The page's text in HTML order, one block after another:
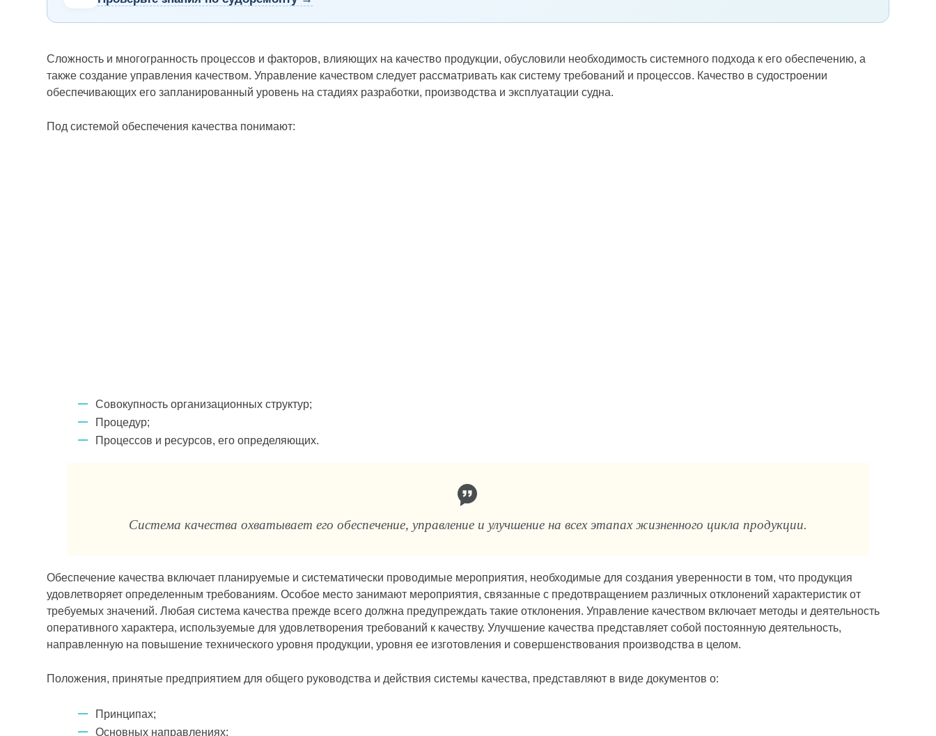
Сложность и многогранность процессов и факторов, влияющих на качество продукции, обусловили необходимость системного подхода к его обеспечению, а
также создание управления качеством. Управление качеством следует рассматривать как систему требований и процессов. Качество в судостроении
обеспечивающих его запланированный уровень на стадиях разработ­ки, производства и эксплуатации судна.
Под системой обеспечения качества понимают:
Совокупность орга­низационных структур;
Процедур;
Процессов и ресурсов, его определя­ющих.
Система качества охватывает его обеспечение, управление и улучшение на всех этапах жизненного цикла продукции.
Обеспечение качества включает планируемые и систематически проводимые мероприятия, необходимые для создания уверенности в том, что продукция
удовлетворяет определенным требованиям. Осо­бое место занимают мероприятия, связанные с предотвращением раз­личных отклонений характеристик от
требуемых значений. Любая система качества прежде всего должна предупреждать такие отклонения. Управление качеством включает методы и деятельность
оперативного характера, используемые для удовлетворения требований к качеству. Улучшение качества представляет собой постоянную деятельность,
направленную на повышение технического уровня продукции, уровня ее изготовления и совершенствования производства в целом.
Положения, принятые предприятием для общего руководства и дей­ствия системы качества, представляют в виде документов о:
Принци­пах;
Основных направлениях;